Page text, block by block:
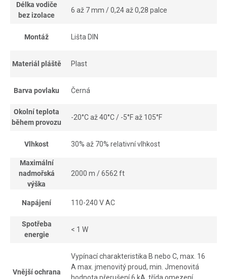
Délka vodiče
bez izolace
6 až 7 mm / 0,24 až 0,28 palce
Montáž Lišta DIN
Materiál pláště Plast
Barva povlaku Černá
Okolní teplota
během provozu
-20°C až 40°C / -5°F až 105°F
Vlhkost 30% až 70% relativní vlhkost
Maximální
nadmořská
výška
2000 m / 6562 ft
Napájení 110-240 V AC
Spotřeba
energie
< 1 W
Vnější ochrana
Vypínací charakteristika B nebo C, max. 16
A max. jmenovitý proud, min. Jmenovitá